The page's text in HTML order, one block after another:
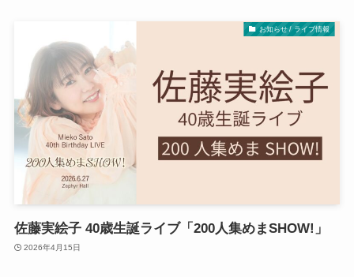
お知らせ / ライブ情報
佐藤実絵子 40歳生誕ライブ「200人集めまSHOW!」
2026年4月15日